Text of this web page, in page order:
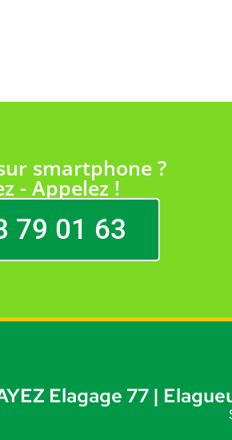
smartphone ?
- Appelez !
79 01 63
Elagage 77 |